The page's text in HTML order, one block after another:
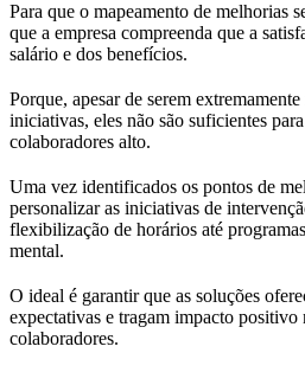
Para que o mapeamento de melhorias
que a empresa compreenda que a
salário e dos benefícios.
Porque, apesar de serem
iniciativas, eles não são suficientes
colaboradores alto.
Uma vez identificados os pontos de
personalizar as iniciativas de
flexibilização de horários até
mental.
O ideal é garantir que as soluções
expectativas e tragam impacto positivo
colaboradores.